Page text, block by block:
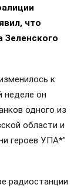
что
Зеленского
к
неделе он
одного из
области и
героев УПА*"
радиостанции